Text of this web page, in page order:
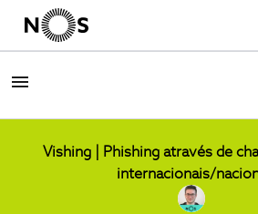
Vishing | Phishing através de
internacionais/